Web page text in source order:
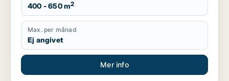
400 - 650 m2
Max. per månad
Ej angivet
Mer info